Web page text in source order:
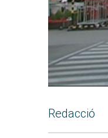
Redacció